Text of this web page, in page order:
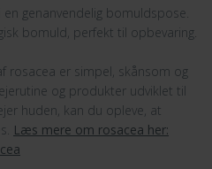
genanvendelig bomuldspose.
bomuld, perfekt til opbevaring.
rosacea er simpel, skånsom og
og produkter udviklet til
huden, kan du opleve, at
Læs mere om rosacea her: